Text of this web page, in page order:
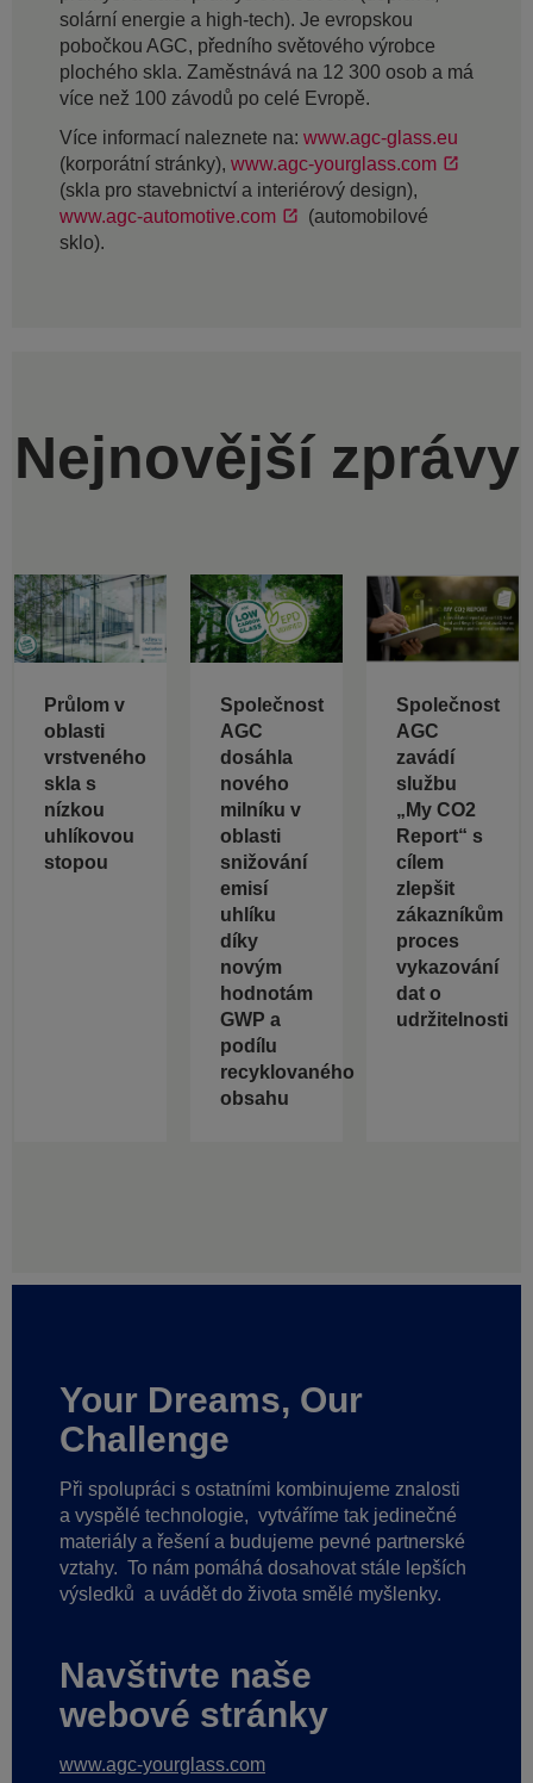
solární energie a high-tech). Je evropskou
pobočkou AGC, předního světového výrobce
plochého skla. Zaměstnává na 12 300 osob a má
více než 100 závodů po celé Evropě.
Více informací naleznete na: www.agc-glass.eu
(korporátní stránky), www.agc-yourglass.com
(skla pro stavebnictví a interiérový design),
www.agc-automotive.com
(automobilové
sklo).
Nejnovější zprávy
Průlom v
oblasti
vrstveného
skla s
nízkou
uhlíkovou
stopou
Společnost
AGC
dosáhla
nového
milníku v
oblasti
snižování
emisí
uhlíku
díky
novým
hodnotám
GWP a
podílu
recyklovaného
obsahu
Společnost
AGC
zavádí
službu
„My CO2
Report“ s
cílem
zlepšit
zákazníkům
proces
vykazování
dat o
udržitelnosti
Your Dreams, Our
Challenge
Při spolupráci s ostatními kombinujeme znalosti
a vyspělé technologie, vytváříme tak jedinečné
materiály a řešení a budujeme pevné partnerské
vztahy. To nám pomáhá dosahovat stále lepších
výsledků a uvádět do života smělé myšlenky.
Navštivte naše
webové stránky
www.agc-yourglass.com